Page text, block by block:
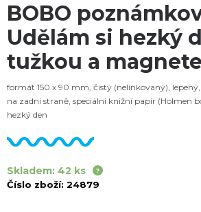
BOBO
Udělám si hezký
tužkou a
formát 150 x 90 mm, čistý (nelinkovaný),
na zadní straně, speciální knižní papír (Holmen
hezký den
Skladem: 42 ks
Číslo zboží: 24879